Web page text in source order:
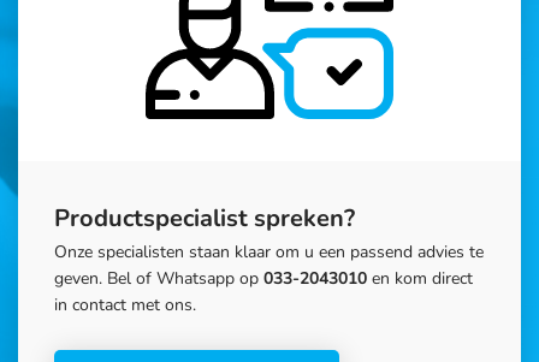
Productspecialist spreken?
Onze specialisten staan klaar om u een passend advies te
geven. Bel of Whatsapp op 033-2043010 en kom direct
in contact met ons.